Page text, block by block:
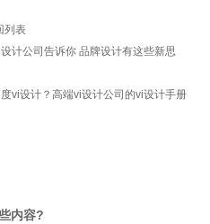
列表
计公司告诉你 品牌设计有这些新思
vi设计？高端vi设计公司的vi设计手册
内容?